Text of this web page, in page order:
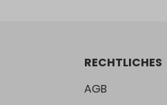
RECHTLICHES
AGB